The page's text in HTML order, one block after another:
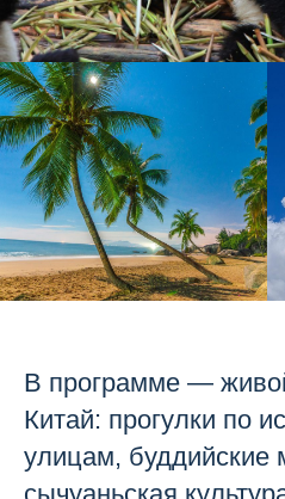
В программе —
Китай: прогулки по
улицам, буддийские